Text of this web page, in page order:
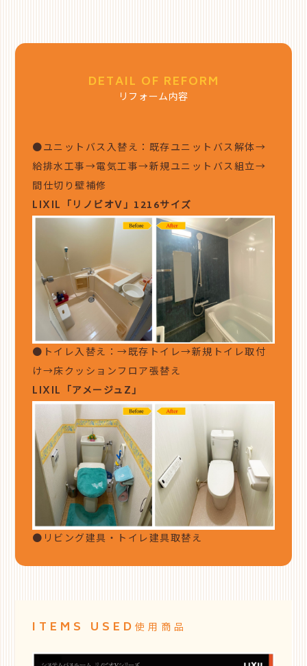
DETAIL OF REFORM
リフォーム内容
●ユニットバス入替え：既存ユニットバス解体→
給排水工事→電気工事→新規ユニットバス組立→
間仕切り壁補修
LIXIL「リノビオV」1216サイズ
●トイレ入替え：→既存トイレ→新規トイレ取付
け→床クッションフロア張替え
LIXIL「アメージュZ」
●リビング建具・トイレ建具取替え
ITEMS USED使用商品